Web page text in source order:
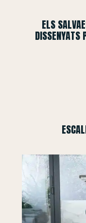
ELS
DISSENYATS